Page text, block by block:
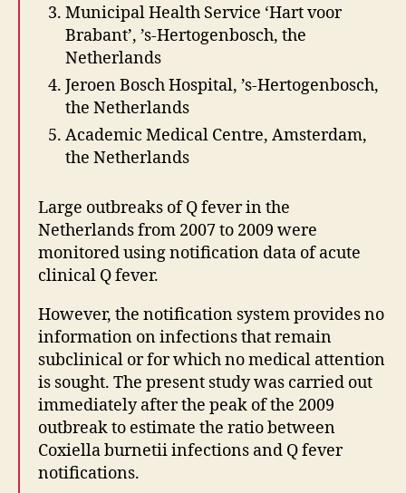
Municipal Health Service ‘Hart voor
Brabant’, ’s-Hertogenbosch, the
Netherlands
Jeroen Bosch Hospital, ’s-Hertogenbosch,
the Netherlands
Academic Medical Centre, Amsterdam,
the Netherlands
Large outbreaks of Q fever in the
Netherlands from 2007 to 2009 were
monitored using notification data of acute
clinical Q fever.
However, the notification system provides no
information on infections that remain
subclinical or for which no medical attention
is sought. The present study was carried out
immediately after the peak of the 2009
outbreak to estimate the ratio between
Coxiella burnetii infections and Q fever
notifications.